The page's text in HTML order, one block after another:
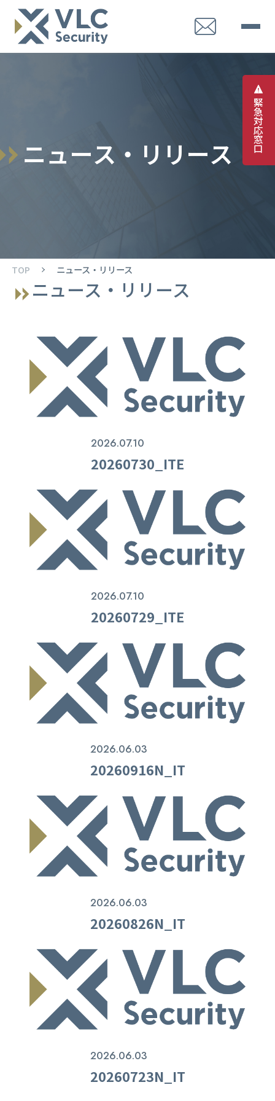
緊
急
対
応
窓
口
ニュース ・ リ リ ース
TOP ニュース・リリース
ニュース・リリース
2026.07.10
20260730_ITE
2026.07.10
20260729_ITE
2026.06.03
20260916N_IT
2026.06.03
20260826N_IT
2026.06.03
20260723N_IT